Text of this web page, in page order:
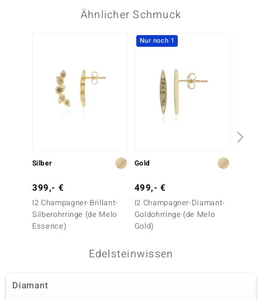
Ähnlicher Schmuck
Silber
399,- €
I2 Champagner-Brillant-
Silberohrringe (de Melo
Essence)
Nur noch 1
Gold
499,- €
I2 Champagner-Diamant-
Goldohrringe (de Melo
Gold)
Edelsteinwissen
Diamant